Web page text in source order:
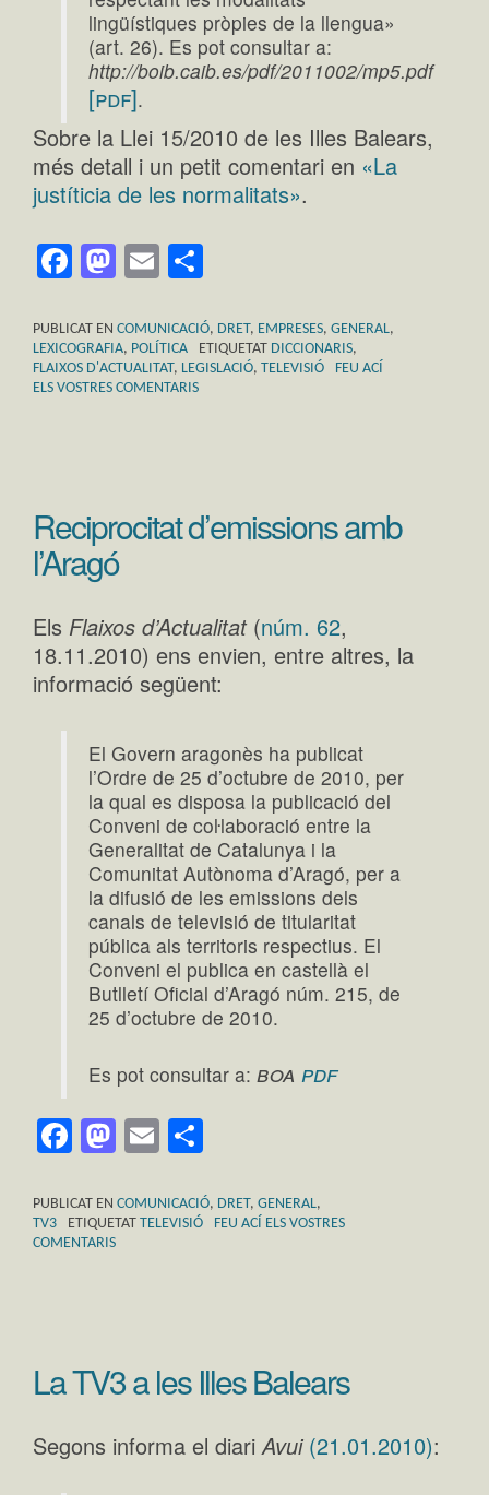
lingüístiques pròpies de la llengua»
(art. 26). Es pot consultar a:
http://boib.caib.es/pdf/2011002/mp5.pdf
[pdf].
Sobre la Llei 15/2010 de les Illes Balears,
més detall i un petit comentari en «La
justíticia de les normalitats».
Facebook
Mastodon
Email
PUBLICAT EN COMUNICACIÓ, DRET, EMPRESES, GENERAL,
LEXICOGRAFIA, POLÍTICA ETIQUETAT DICCIONARIS,
FLAIXOS D'ACTUALITAT, LEGISLACIÓ, TELEVISIÓ
FEU ACÍ
ELS VOSTRES COMENTARIS
Reciprocitat d’emissions amb
l’Aragó
Els Flaixos d’Actualitat(núm. 62,
18.11.2010) ens envien, entre altres, la
informació següent:
El Govern aragonès ha publicat
l’Ordre de 25 d’octubre de 2010, per
la qual es disposa la publicació del
Conveni de coŀlaboració entre la
Generalitat de Catalunya i la
Comunitat Autònoma d’Aragó, per a
la difusió de les emissions dels
canals de televisió de titularitat
pública als territoris respectius. El
Conveni el publica en castellà el
Butlletí Oficial d’Aragó núm. 215, de
25 d’octubre de 2010.
Es pot consultar a:boa pdf
Facebook
Mastodon
Email
PUBLICAT EN COMUNICACIÓ, DRET, GENERAL,
TV3
ETIQUETAT TELEVISIÓ
FEU ACÍ ELS VOSTRES
COMENTARIS
La TV3 a les Illes Balears
Segons informa el diariAvui (21.01.2010):